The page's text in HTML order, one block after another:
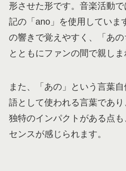
形させた形です。音楽活動
記の「ano」を使用していま
の響きで覚えやすく、「あ
とともにファンの間で親しま
また、「あの」という言葉
語として使われる言葉であ
独特のインパクトがある点
センスが感じられます。